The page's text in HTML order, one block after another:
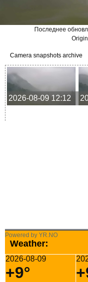
Последнее
Camera snapshots archive
2026-08-09 12:12
Powered by YR.NO
Weather:
2026-08-09
+9°